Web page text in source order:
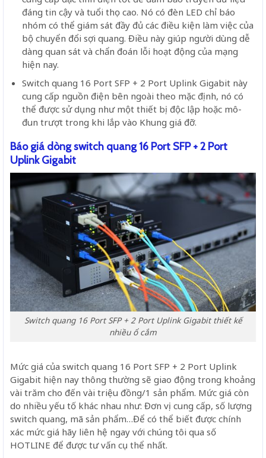
đáng tin cậy và tuổi thọ cao. Nó có đèn LED chỉ báo
nhóm có thể giám sát đầy đủ các điều kiện làm việc của
bộ chuyển đổi sợi quang. Điều này giúp người dùng dễ
dàng quan sát và chẩn đoán lỗi hoạt động của mạng
hiện nay.
Switch quang 16 Port SFP + 2 Port Uplink Gigabit này
cung cấp nguồn điện bên ngoài theo mặc định, nó có
thể được sử dụng như một thiết bị độc lập hoặc mô-
đun trượt trong khi lắp vào Khung giá đỡ.
Báo giá dòng switch quang 16 Port SFP + 2 Port
Uplink Gigabit
Switch quang 16 Port SFP + 2 Port Uplink Gigabit thiết kế
nhiều ổ cắm
Mức giá của switch quang 16 Port SFP + 2 Port Uplink
Gigabit hiện nay thông thường sẽ giao động trong khoảng
vài trăm cho đến vài triệu đồng/1 sản phẩm. Mức giá còn
do nhiều yếu tố khác nhau như: Đơn vị cung cấp, số lượng
switch quang, mã sản phẩm…Để có thể biết được chính
xác mức giá hãy liên hệ ngay với chúng tôi qua số
HOTLINE để được tư vấn cụ thể nhất.